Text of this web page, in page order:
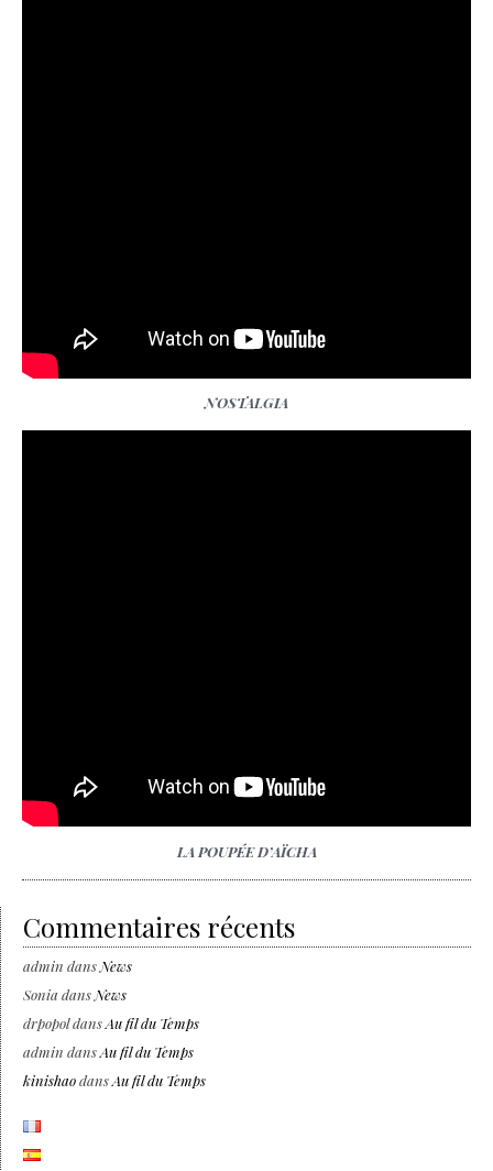
NOSTALGIA
LA POUPÉE D’AÏCHA
Commentaires récents
admin dans News
Sonia dans News
drpopoldansAu fil du Temps
admin dansAu fil du Temps
kinishaodansAu fil du Temps